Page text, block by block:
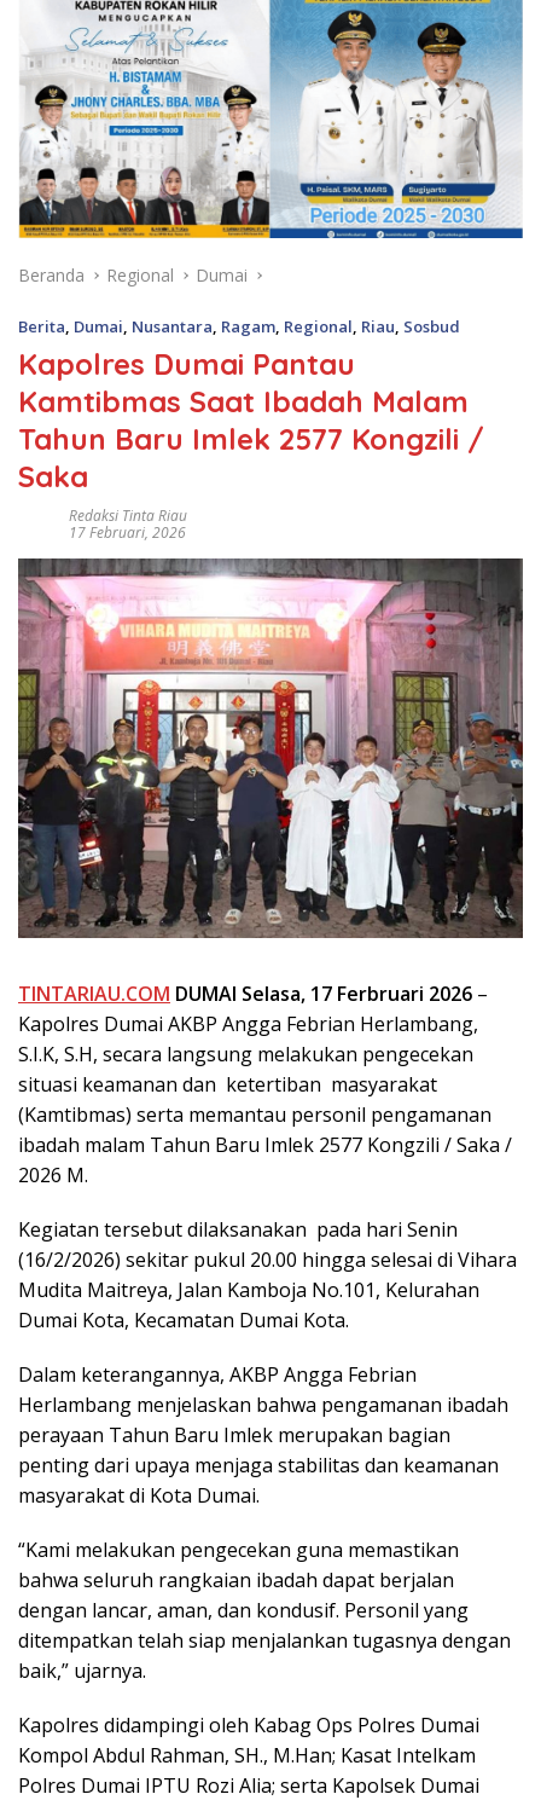
Beranda Regional Dumai
Berita Dumai Nusantara Ragam Regional Riau Sosbud
Kapolres Dumai Pantau
Kamtibmas Saat Ibadah Malam
Tahun Baru Imlek 2577 Kongzili /
Saka
Redaksi Tinta Riau
17 Februari, 2026
TINTARIAU.COM DUMAI Selasa, 17 Ferbruari 2026 –
Kapolres Dumai AKBP Angga Febrian Herlambang,
S.I.K, S.H, secara langsung melakukan pengecekan
situasi keamanan dan ketertiban masyarakat
(Kamtibmas) serta memantau personil pengamanan
ibadah malam Tahun Baru Imlek 2577 Kongzili / Saka /
2026 M.
Kegiatan tersebut dilaksanakan pada hari Senin
(16/2/2026) sekitar pukul 20.00 hingga selesai di Vihara
Mudita Maitreya, Jalan Kamboja No.101, Kelurahan
Dumai Kota, Kecamatan Dumai Kota.
Dalam keterangannya, AKBP Angga Febrian
Herlambang menjelaskan bahwa pengamanan ibadah
perayaan Tahun Baru Imlek merupakan bagian
penting dari upaya menjaga stabilitas dan keamanan
masyarakat di Kota Dumai.
“Kami melakukan pengecekan guna memastikan
bahwa seluruh rangkaian ibadah dapat berjalan
dengan lancar, aman, dan kondusif. Personil yang
ditempatkan telah siap menjalankan tugasnya dengan
baik,” ujarnya.
Kapolres didampingi oleh Kabag Ops Polres Dumai
Kompol Abdul Rahman, SH., M.Han; Kasat Intelkam
Polres Dumai IPTU Rozi Alia; serta Kapolsek Dumai